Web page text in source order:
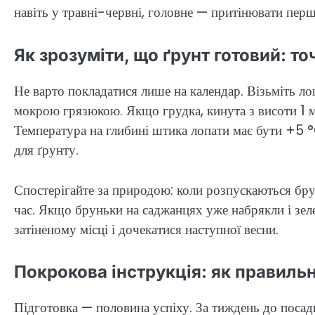
навіть у травні-червні, головне — притінювати
Як зрозуміти, що ґрунт готовий:
Не варто покладатися лише на календар. Візьміть
мокрою грязюкою. Якщо грудка, кинута з висоти 1
Температура на глибині штика лопати має бути
для ґрунту.
Спостерігайте за природою: коли розпускаються
час. Якщо бруньки на саджанцях уже набрякли і
затіненому місці і дочекатися наступної весни.
Покрокова інструкція: як
Підготовка — половина успіху. За тиждень до